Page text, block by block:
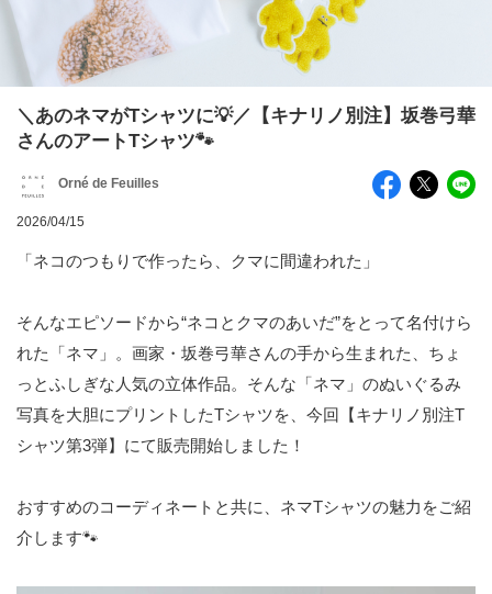
＼あのネマがTシャツに💡／【キナリノ別注】坂巻弓華
さんのアートTシャツ🐾
Orné de Feuilles
2026/04/15
「ネコのつもりで作ったら、クマに間違われた」
そんなエピソードから“ネコとクマのあいだ”をとって名付けら
れた「ネマ」。画家・坂巻弓華さんの手から生まれた、ちょ
っとふしぎな人気の立体作品。そんな「ネマ」のぬいぐるみ
写真を大胆にプリントしたTシャツを、今回【キナリノ別注T
シャツ第3弾】にて販売開始しました！
おすすめのコーディネートと共に、ネマTシャツの魅力をご紹
介します🐾